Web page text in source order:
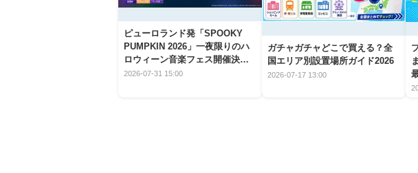
ピューロランド発「SPOOKY
PUMPKIN 2026」一夜限りのハ
ロウィーン音楽フェス開催決
定！
2026-07-31 15:00
ガチャガチャどこで買える？全
国エリア別設置場所ガイド2026
2026-07-17 13:00